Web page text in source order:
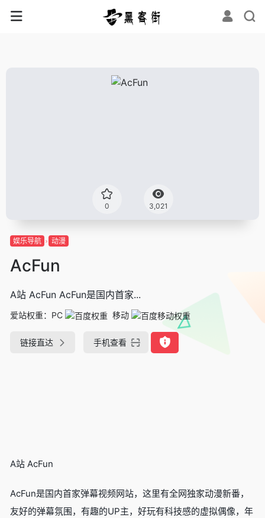
0 3,021
娱乐导航 动漫
AcFun
A站 AcFun AcFun是国内首家...
爱站权重： PC 移动
链接直达 手机查看
A站 AcFun
AcFun是国内首家弹幕视频网站，这里有全网独家动漫新番，
友好的弹幕氛围，有趣的UP主，好玩有科技感的虚拟偶像，年